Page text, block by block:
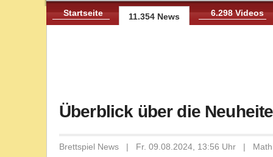
Startseite 11.354 News 6.298 Videos
Überblick über die
Brettspiel News | Fr. 09.08.2024, 13:56 Uhr |